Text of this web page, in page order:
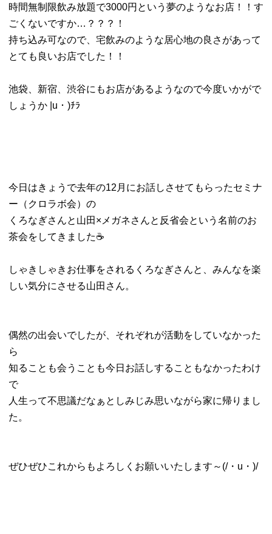
時間無制限飲み放題で3000円という夢のようなお店！！す
ごくないですか…？？？！
持ち込み可なので、宅飲みのような居心地の良さがあって
とても良いお店でした！！
池袋、新宿、渋谷にもお店があるようなので今度いかがで
しょうか |u・)ﾁﾗ
今日はきょうで去年の12月にお話しさせてもらったセミナ
ー（クロラボ会）の
くろなぎさんと山田×メガネさんと反省会という名前のお
茶会をしてきました☕
しゃきしゃきお仕事をされるくろなぎさんと、みんなを楽
しい気分にさせる山田さん。
偶然の出会いでしたが、それぞれが活動をしていなかった
ら
知ることも会うことも今日お話しすることもなかったわけ
で
人生って不思議だなぁとしみじみ思いながら家に帰りまし
た。
ぜひぜひこれからもよろしくお願いいたします～(/・u・)/